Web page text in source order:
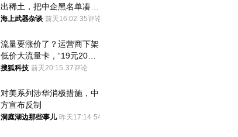
出稀土，把中企黑名单凑到
187家，中方做最坏打算
海上武器杂谈 前天16:02 35评论
流量要涨价了？运营商下架
低价大流量卡，“19元200
G”成为历史
搜狐科技 前天20:15 37评论
对美系列涉华消极措施，中
方宣布反制
洞庭湖边那些事儿 昨天17:14 54评论